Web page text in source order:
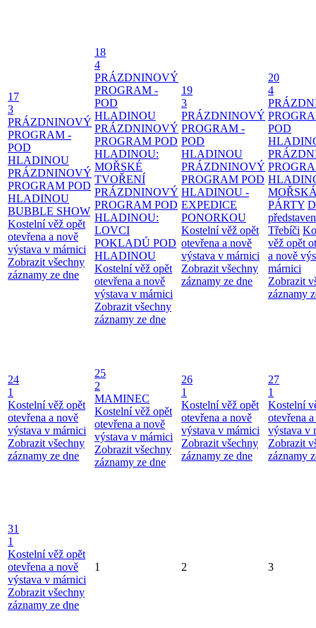
17
3
PRÁZDNINOVÝ
PROGRAM -
POD
HLADINOU
PRÁZDNINOVÝ
PROGRAM POD
HLADINOU
BUBBLE SHOW
Kostelní věž opět
otevřena a nově
výstava v márnici
Zobrazit všechny
záznamy ze dne
18
4
PRÁZDNINOVÝ
PROGRAM -
POD
HLADINOU
PRÁZDNINOVÝ
PROGRAM POD
HLADINOU:
MOŘSKÉ
TVOŘENÍ
PRÁZDNINOVÝ
PROGRAM POD
HLADINOU:
LOVCI
POKLADŮ POD
HLADINOU
Kostelní věž opět
otevřena a nově
výstava v márnici
Zobrazit všechny
záznamy ze dne
19
3
PRÁZDNINOVÝ
PROGRAM -
POD
HLADINOU
PRÁZDNINOVÝ
PROGRAM POD
HLADINOU -
EXPEDICE
PONORKOU
Kostelní věž opět
otevřena a nově
výstava v márnici
Zobrazit všechny
záznamy ze dne
20
4
POD
PÁRTY
Třebíči
věž opět
a nově
márnici
Zobrazit
záznamy
24
1
Kostelní věž opět
otevřena a nově
výstava v márnici
Zobrazit všechny
záznamy ze dne
25
2
MAMINEC
Kostelní věž opět
otevřena a nově
výstava v márnici
Zobrazit všechny
záznamy ze dne
26
1
Kostelní věž opět
otevřena a nově
výstava v márnici
Zobrazit všechny
záznamy ze dne
27
1
Kostelní
otevřena
výstava v
Zobrazit
záznamy
31
1
Kostelní věž opět
otevřena a nově
výstava v márnici
Zobrazit všechny
záznamy ze dne
1 2 3